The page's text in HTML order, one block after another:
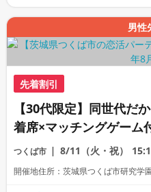
男性
先着割引
【30代限定】同世代だ
着席×マッチングゲーム
ン
つくば市 8/11（火・祝）
開催地住所：茨城県つくば市研究学